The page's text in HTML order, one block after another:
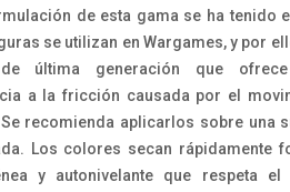
de esta gama se ha tenido
se utilizan en Wargames, y por
última generación que ofrece
a la fricción causada por el
recomienda aplicarlos sobre una
Los colores secan rápidamente
y autonivelante que respeta